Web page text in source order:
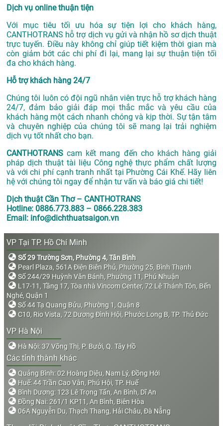
Dịch vụ online thuận tiện
Với mục tiêu tối ưu hóa sự tiện lợi cho khách hàng,
CANTHOTRANS hỗ trợ dịch vụ gửi và nhận hồ sơ dịch thuật
trực tuyến. Điều này không chỉ giúp tiết kiệm thời gian mà
còn giảm bớt các chi phí đi lại, mang lại sự thuận tiện tối
đa cho khách hàng.
Hỗ trợ khách hàng 24/7
Chúng tôi luôn có đội ngũ nhân viên trực hỗ trợ khách hàng
24/7, đảm bảo giải đáp mọi thắc mắc và yêu cầu của
khách hàng một cách nhanh chóng và kịp thời. Sự tận tâm
và chuyên nghiệp của chúng tôi sẽ mang lại trải nghiệm
dịch vụ tốt nhất cho bạn.
CANTHOTRANS cam kết mang đến cho khách hàng giải
pháp dịch thuật tài liệu Công nghệ thực phẩm chất lượng
và với chi phí cạnh tranh nhất tại Phường Cái Khế. Hãy liên
hệ với chúng tôi ngay để nhận tư vấn và báo giá chi tiết!
Dịch thuật Cần Thơ – CANTHOTRANS
Hotline: 0886.773.883 – 0866.228.383
Email: info@dichthuatsaigon.vn
VP Tại TP. Hồ Chí Minh
Số 29 Trường Sơn, Phường 4, Tân Bình
Pearl Plaza, 561A Điện Biên Phủ, Phường 25, Bình Thạnh
Số 244/29 Huỳnh Văn Bánh, Phường 11, Phú Nhuận
L17-11, Tầng 17, Tòa nhà Vincom Center, 72 Lê Thánh Tôn, Bến
Nghé, Quận 1
Số 44 Tạ Quang Bửu, Phường 1, Quận 8
C10, Rio Vista, 72 Dương Đình Hội, Phước Long B, TP. Thủ Đức
VP Hà Nội
Hà Nội: 37 Võng Thị, P. Bưởi, Q. Tây Hồ
Các tỉnh thành khác
Quảng Bình: 02 Hoàng Diệu, Nam Lý, Đồng Hới
Huế: 44 Trần Cao Vân, Phú Hội, TP. Huế
Bình Dương: 123 Lê Trọng Tấn, An Bình, Dĩ An
Đồng Nai: 261/1 KP11, An Bình, Biên Hòa
06A Nguyễn Du, Thạch Thang, Hải Châu, Đà Nẵng